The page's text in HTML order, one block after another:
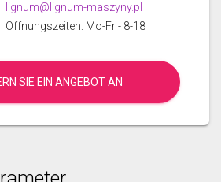
lignum@lignum-maszyny.pl
Öffnungszeiten: Mo-Fr - 8-18
SIE EIN ANGEBOT AN